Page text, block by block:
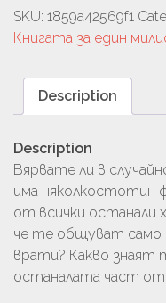
SKU: 1859a42569f1
Книгата за един
Description
Description
Вярвате ли в
има няколкостотин
от всички останали
че те общуват само
врати? Какво знаят
останалата част от